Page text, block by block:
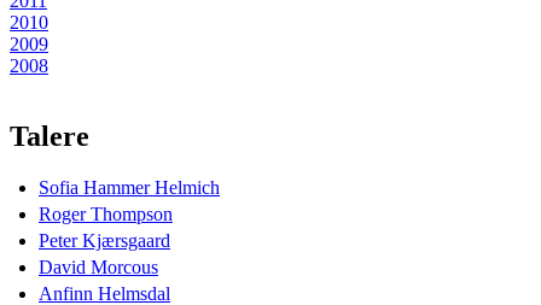
2010
2009
2008
Talere
Sofia Hammer Helmich
Roger Thompson
Peter Kjærsgaard
David Morcous
Anfinn Helmsdal